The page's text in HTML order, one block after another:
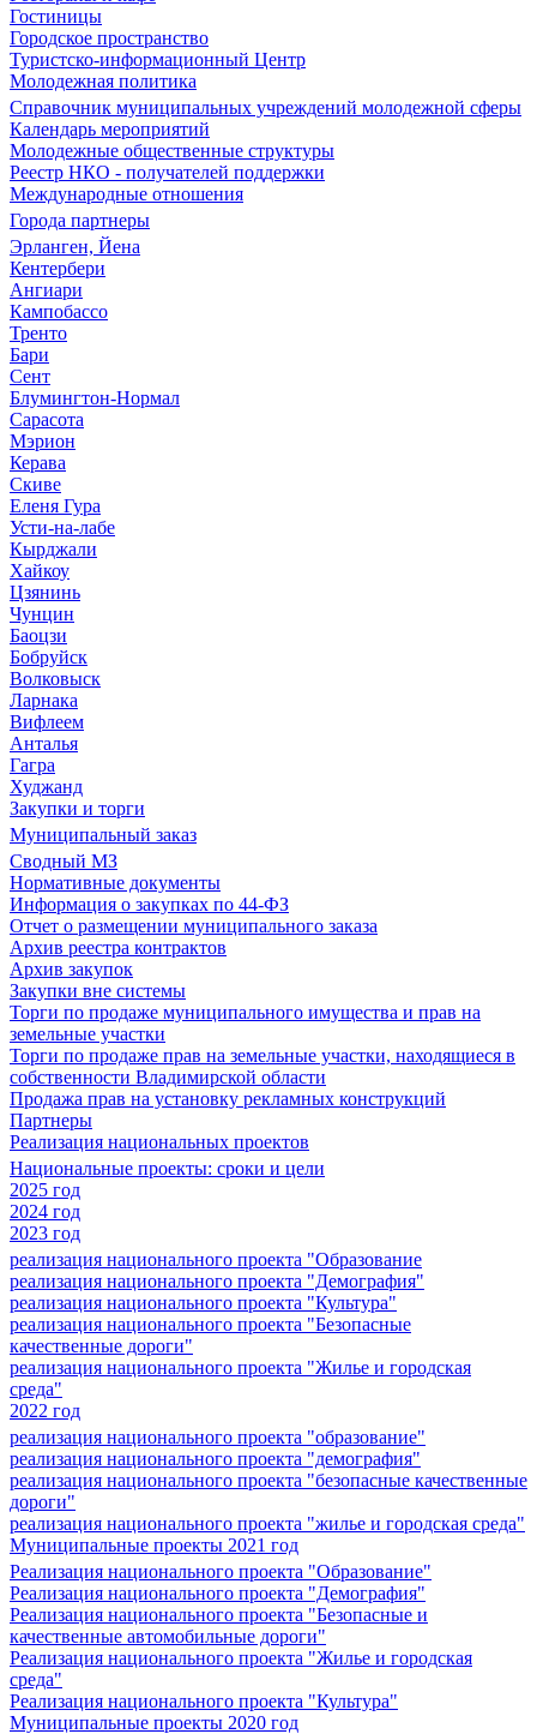
Гостиницы
Городское пространство
Туристско-информационный Центр
Молодежная политика
Справочник муниципальных учреждений молодежной сферы
Календарь мероприятий
Молодежные общественные структуры
Реестр НКО - получателей поддержки
Международные отношения
Города партнеры
Эрланген, Йена
Кентербери
Ангиари
Кампобассо
Тренто
Бари
Сент
Блумингтон-Нормал
Сарасота
Мэрион
Керава
Скиве
Еленя Гура
Усти-на-лабе
Кырджали
Хайкоу
Цзянинь
Чунцин
Баоцзи
Бобруйск
Волковыск
Ларнака
Вифлеем
Анталья
Гагра
Худжанд
Закупки и торги
Муниципальный заказ
Сводный МЗ
Нормативные документы
Информация о закупках по 44-ФЗ
Отчет о размещении муниципального заказа
Архив реестра контрактов
Архив закупок
Закупки вне системы
Торги по продаже муниципального имущества и прав на
земельные участки
Торги по продаже прав на земельные участки, находящиеся в
собственности Владимирской области
Продажа прав на установку рекламных конструкций
Партнеры
Реализация национальных проектов
Национальные проекты: сроки и цели
2025 год
2024 год
2023 год
реализация национального проекта "Образование
реализация национального проекта "Демография"
реализация национального проекта "Культура"
реализация национального проекта "Безопасные
качественные дороги"
реализация национального проекта "Жилье и городская
среда"
2022 год
реализация национального проекта "образование"
реализация национального проекта "демография"
реализация национального проекта "безопасные качественные
дороги"
реализация национального проекта "жилье и городская среда"
Муниципальные проекты 2021 год
Реализация национального проекта "Образование"
Реализация национального проекта "Демография"
Реализация национального проекта "Безопасные и
качественные автомобильные дороги"
Реализация национального проекта "Жилье и городская
среда"
Реализация национального проекта "Культура"
Муниципальные проекты 2020 год